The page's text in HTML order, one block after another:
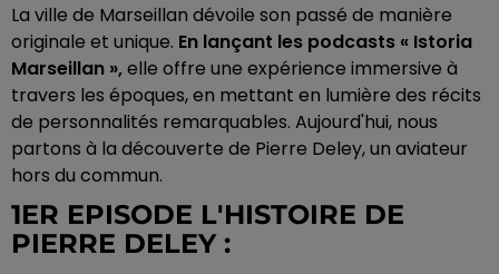
La ville de Marseillan dévoile son passé de manière
originale et unique. En lançant les podcasts « Istoria
Marseillan »,elle offre une expérience immersive à
travers les époques, en mettant en lumière des récits
de personnalités remarquables. Aujourd'hui, nous
partons à la découverte de Pierre Deley, un aviateur
hors du commun.
1ER EPISODE L'HISTOIRE DE
PIERRE DELEY :